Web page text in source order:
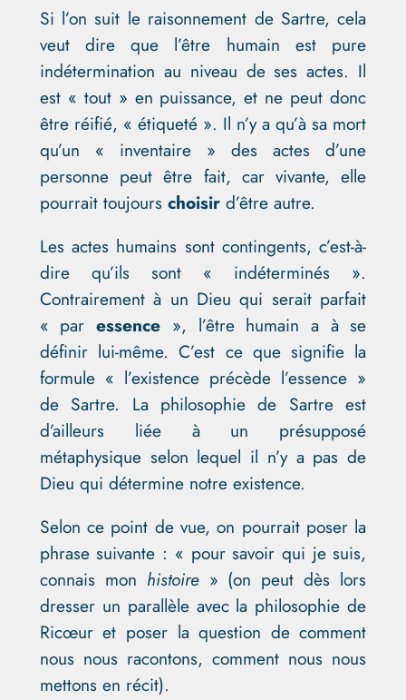
Si l’on suit le raisonnement de Sartre, cela
veut dire que l’être humain est pure
indétermination au niveau de ses actes. Il
est « tout » en puissance, et ne peut donc
être réifié, « étiqueté ». Il n’y a qu’à sa mort
qu’un « inventaire » des actes d’une
personne peut être fait, car vivante, elle
pourrait toujours choisird’être autre.
Les actes humains sont contingents, c’est-à-
dire qu’ils sont « indéterminés ».
Contrairement à un Dieu qui serait parfait
« paressence », l’être humain a à se
définir lui-même. C’est ce que signifie la
formule « l’existence précède l’essence »
de Sartre. La philosophie de Sartre est
d’ailleurs liée à un présupposé
métaphysique selon lequel il n’y a pas de
Dieu qui détermine notre existence.
Selon ce point de vue, on pourrait poser la
phrase suivante : « pour savoir qui je suis,
connais mon histoire» (on peut dès lors
dresser un parallèle avec la philosophie de
Ricœur et poser la question de comment
nous nous racontons, comment nous nous
mettons en récit).